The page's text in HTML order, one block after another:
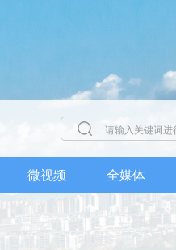
微视频 全媒体